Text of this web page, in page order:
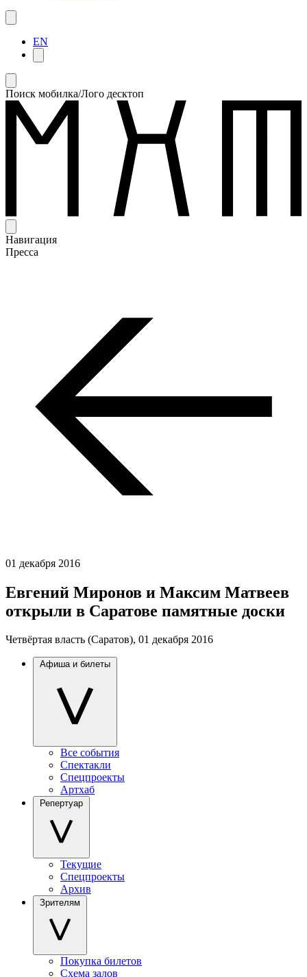
EN
Поиск мобилка/Лого десктоп
Навигация
Пресса
01 декабря 2016
Евгений Миронов и Максим Матвеев
открыли в Саратове памятные доски
Четвёртая власть (Саратов), 01 декабря 2016
Афиша и билеты
Все события
Спектакли
Спецпроекты
Артхаб
Репертуар
Текущие
Спецпроекты
Архив
Зрителям
Покупка билетов
Схема залов